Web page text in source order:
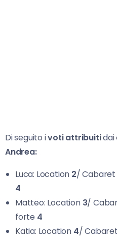
Di seguito ivoti attribuitidai
Andrea:
Luca: Location 2/
4
Matteo: Location 3/
forte 4
Katia: Location 4/